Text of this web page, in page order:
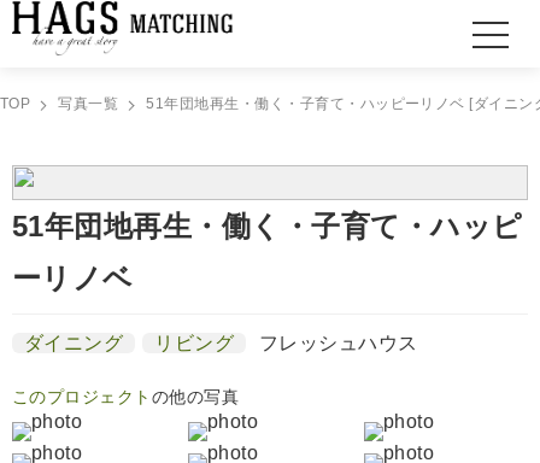
TOP 写真一覧 51年団地再生・働く・子育て・ハッピーリノベ [ダイニン
51年団地再生・働く・子育て・ハッピ
ーリノベ
ダイニング リビング フレッシュハウス
このプロジェクト の他の写真